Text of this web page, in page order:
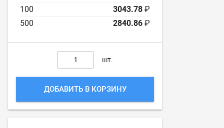
100
3043.78 ₽
500
2840.86 ₽
шт.
ДОБАВИТЬ В КОРЗИНУ